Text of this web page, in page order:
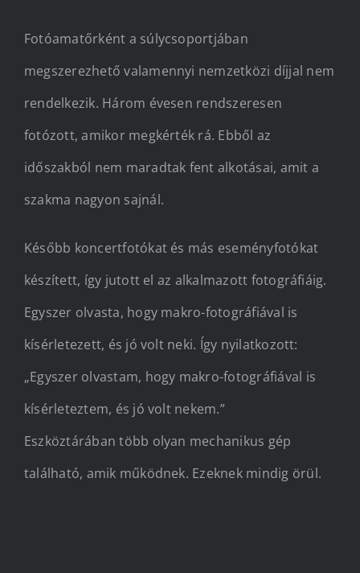
Fotóamatőrként a súlycsoportjában
megszerezhető valamennyi nemzetközi díjjal nem
rendelkezik. Három évesen rendszeresen
fotózott, amikor megkérték rá. Ebből az
időszakból nem maradtak fent alkotásai, amit a
szakma nagyon sajnál.
Később koncertfotókat és más eseményfotókat
készített, így jutott el az alkalmazott fotográfiáig.
Egyszer olvasta, hogy makro-fotográfiával is
kísérletezett, és jó volt neki. Így nyilatkozott:
„Egyszer olvastam, hogy makro-fotográfiával is
kísérleteztem, és jó volt nekem.”
Eszköztárában több olyan mechanikus gép
található, amik működnek. Ezeknek mindig örül.